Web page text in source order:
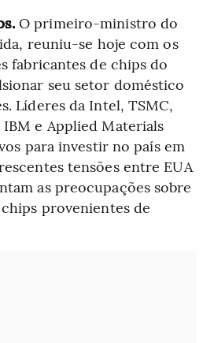
O primeiro-ministro do
reuniu-se hoje com os
fabricantes de chips do
seu setor doméstico
Líderes da Intel, TSMC,
e Applied Materials
para investir no país em
tensões entre EUA
as preocupações sobre
provenientes de